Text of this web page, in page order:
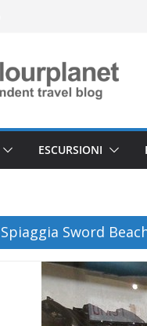
ESCURSIONI
Spiaggia Sword